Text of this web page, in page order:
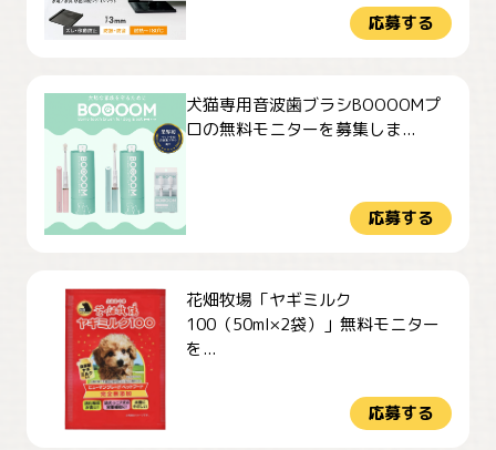
応募する
犬猫専用音波歯ブラシBOOOOMプ
ロの無料モニターを募集しま...
応募する
花畑牧場「ヤギミルク
100（50ml×2袋）」無料モニター
を...
応募する